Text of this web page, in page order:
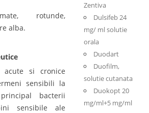
rotunde,
alba.
acute si cronice
sensibili la
bacterii
sensibile ale
Zentiva
Dulsifeb 24
mg/ ml solutie
orala
Duodart
Duofilm,
solutie cutanata
Duokopt 20
mg/ml+5 mg/ml